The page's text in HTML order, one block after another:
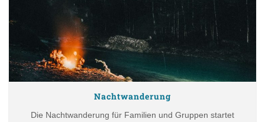
Nachtwanderung
Die Nachtwanderung für Familien und Gruppen startet